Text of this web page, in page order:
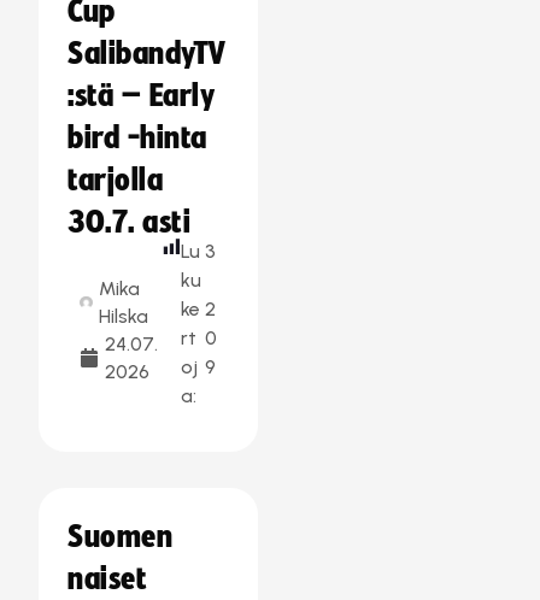
Cup
SalibandyTV
:stä – Early
bird -hinta
tarjolla
30.7. asti
Mika
Hilska
24.07.
2026
Lu
ku
ke
rt
oj
a:
3
2
0
9
Suomen
naiset